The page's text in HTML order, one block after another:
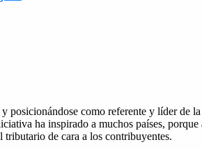
posicionándose como referente y líder de
ha inspirado a muchos países, porque
de cara a los contribuyentes.